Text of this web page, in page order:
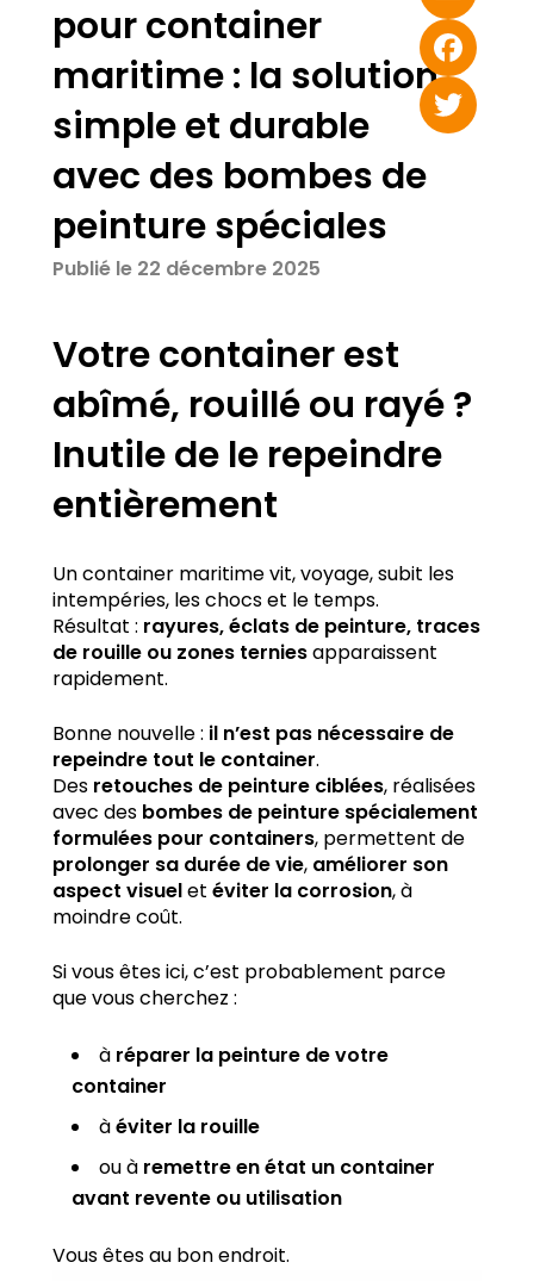
Email
Facebook
Twitter
pour container
maritime : la solution
simple et durable
avec des bombes de
peinture spéciales
Publié le 22 décembre 2025
Votre container est
abîmé, rouillé ou rayé ?
Inutile de le repeindre
entièrement
Un container maritime vit, voyage, subit les
intempéries, les chocs et le temps.
Résultat : rayures, éclats de peinture, traces
de rouille ou zones terniesapparaissent
rapidement.
Bonne nouvelle : il n’est pas nécessaire de
repeindre tout le container.
Desretouches de peinture ciblées, réalisées
avec desbombes de peinture spécialement
formulées pour containers, permettent de
prolonger sa durée de vie,améliorer son
aspect visueletéviter la corrosion, à
moindre coût.
Si vous êtes ici, c’est probablement parce
que vous cherchez :
àréparer la peinture de votre
container
àéviter la rouille
ou àremettre en état un container
avant revente ou utilisation
Vous êtes au bon endroit.